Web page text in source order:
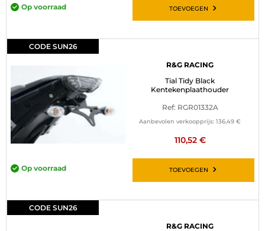
Op voorraad TOEVOEGEN
CODE SUN26
R&G RACING
Tial Tidy Black
Kentekenplaathouder
Ref: RGR01332A
Aanbevolen verkoopprijs: 136,49 €
110,52 €
Op voorraad TOEVOEGEN
CODE SUN26
R&G RACING